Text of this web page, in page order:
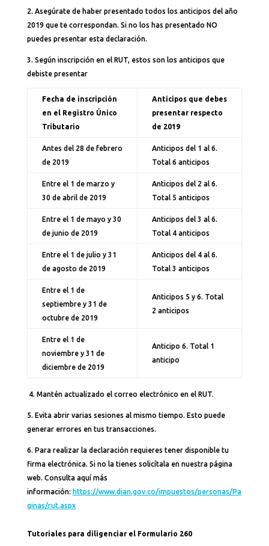
2. Asegúrate de haber presentado todos los anticipos del año
2019 que te correspondan. Si no los has presentado NO
puedes presentar esta declaración.
3. Según inscripción en el RUT, estos son los anticipos que
debiste presentar
Fecha de inscripción
en el Registro Único
Tributario
Anticipos que debes
presentar respecto
de 2019
Antes del 28 de febrero
de 2019
Anticipos del 1 al 6.
Total 6 anticipos
Entre el 1 de marzo y
30 de abril de 2019
Anticipos del 2 al 6.
Total 5 anticipos
Entre el 1 de mayo y 30
de junio de 2019
Anticipos del 3 al 6.
Total 4 anticipos
Entre el 1 de julio y 31
de agosto de 2019
Anticipos del 4 al 6.
Total 3 anticipos
Entre el 1 de
septiembre y 31 de
octubre de 2019
Anticipos 5 y 6. Total
2 anticipos
Entre el 1 de
noviembre y 31 de
diciembre de 2019
Anticipo 6. Total 1
anticipo
4. Mantén actualizado el correo electrónico en el RUT.
5. Evita abrir varias sesiones al mismo tiempo. Esto puede
generar errores en tus transacciones.
6. Para realizar la declaración requieres tener disponible tu
firma electrónica. Si no la tienes solicítala en nuestra página
web. Consulta aquí más
información: https://www.dian.gov.co/impuestos/personas/Pa
ginas/rut.aspx
Tutoriales para diligenciar el Formulario 260